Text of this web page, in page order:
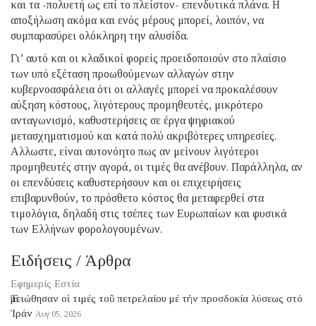
και τα -πολυετή ως επί το πλείστον- επενδυτικά πλάνα. Η
αποξήλωση ακόμα και ενός μέρους μπορεί, λοιπόν, να
συμπαρασύρει ολόκληρη την αλυσίδα.
Γι’ αυτό και οι κλαδικοί φορείς προειδοποιούν στο πλαίσιο
των υπό εξέταση προωθούμενων αλλαγών στην
κυβερνοασφάλεια ότι οι αλλαγές μπορεί να προκαλέσουν
αύξηση κόστους, λιγότερους προμηθευτές, μικρότερο
ανταγωνισμό, καθυστερήσεις σε έργα ψηφιακού
μετασχηματισμού και κατά πολύ ακριβότερες υπηρεσίες.
Αλλωστε, είναι αυτονόητο πως αν μείνουν λιγότεροι
προμηθευτές στην αγορά, οι τιμές θα ανέβουν. Παράλληλα, αν
οι επενδύσεις καθυστερήσουν και οι επιχειρήσεις
επιβαρυνθούν, το πρόσθετο κόστος θα μεταφερθεί στα
τιμολόγια, δηλαδή στις τσέπες των Ευρωπαίων και φυσικά
των Ελλήνων φορολογουμένων.
Ειδήσεις / Άρθρα
Εφημερίς Εστία
Ἐμειώθησαν οἱ τιμές τοῦ πετρελαίου μέ τήν προσδοκία λύσεως στό
Ἰράν Αυγ 05, 2026